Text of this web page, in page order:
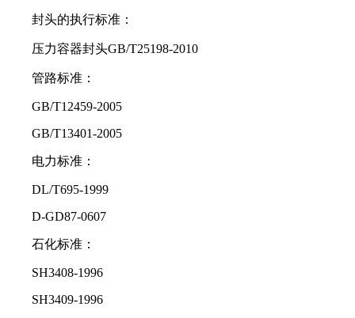
封头的执行标准：
压力容器封头GB/T25198-2010
管路标准：
GB/T12459-2005
GB/T13401-2005
电力标准：
DL/T695-1999
D-GD87-0607
石化标准：
SH3408-1996
SH3409-1996